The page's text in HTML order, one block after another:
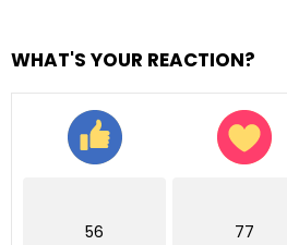
WHAT'S YOUR REACTION?
56 77